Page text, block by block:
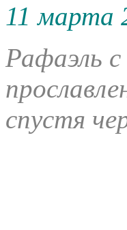
11 марта
Рафаэль
спустя